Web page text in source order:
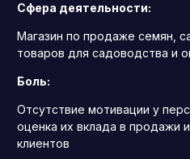
Сфера деятельности:
Магазин по продаже семян,
товаров для садоводства и
Боль:
Отсутствие мотивации у
оценка их вклада в продажи
клиентов